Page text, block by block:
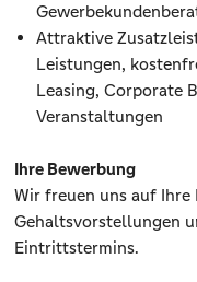
Attraktive
Leistungen,
Leasing, Corporate
Veranstaltungen
Ihre Bewerbung
Wir freuen uns auf
Gehaltsvorstellungen
Eintrittstermins.